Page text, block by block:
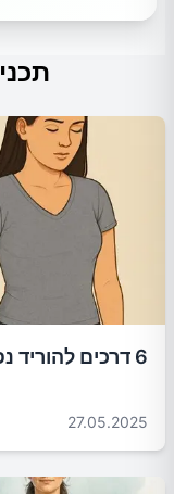
6 דרכים להוריד נפיחות בבטן תוך 24 שעות
27.05.2025